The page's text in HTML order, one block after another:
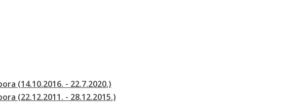
(14.10.2016. - 22.7.2020.)
(22.12.2011. - 28.12.2015.)